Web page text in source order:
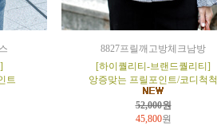
트
8827프릴깨고방체크남방
[하이퀄리티-브랜드퀄리티]
앙증맞는 프릴포인트/코디척척
52,000원
45,800원